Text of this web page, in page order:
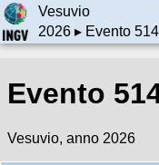
Vesuvio
2026▸ Evento
Evento
Vesuvio, anno 2026